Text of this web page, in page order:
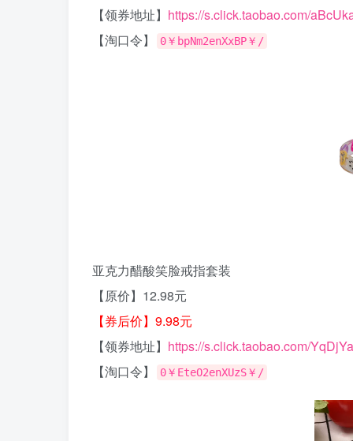
【领券地址】 https://s.click.taobao.com/
【淘口令】
0￥bpNm2enXxBP￥/
亚克力醋酸笑脸戒指套装
【原价】12.98元
【券后价】9.98元
【领券地址】 https://s.click.taobao.com/
【淘口令】
0￥EteO2enXUzS￥/